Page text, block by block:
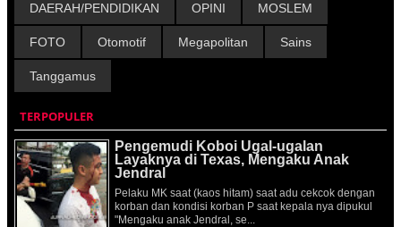
DAERAH/PENDIDIKAN OPINI MOSLEM
FOTO Otomotif Megapolitan Sains
Tanggamus
TERPOPULER
Pengemudi Koboi Ugal-ugalan
Layaknya di Texas, Mengaku Anak
Jendral
Pelaku MK saat (kaos hitam) saat adu cekcok dengan
korban dan kondisi korban P saat kepala nya dipukul
"Mengaku anak Jendral, se...